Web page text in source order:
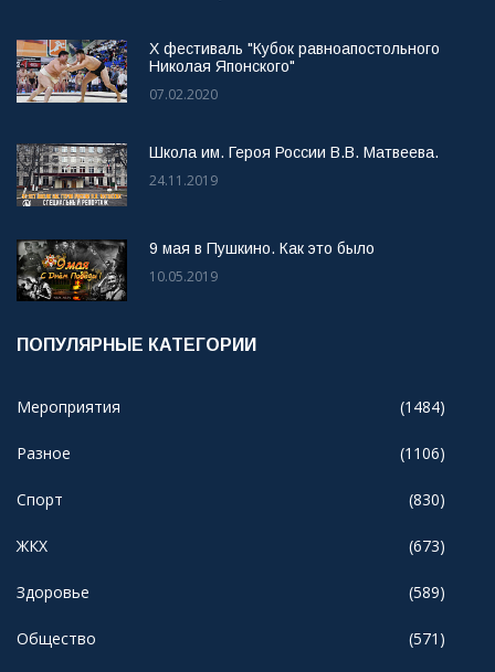
X фестиваль "Кубок равноапостольного
Николая Японского"
07.02.2020
Школа им. Героя России В.В. Матвеева.
24.11.2019
9 мая в Пушкино. Как это было
10.05.2019
ПОПУЛЯРНЫЕ КАТЕГОРИИ
Мероприятия (1484)
Разное (1106)
Спорт (830)
ЖКХ (673)
Здоровье (589)
Общество (571)